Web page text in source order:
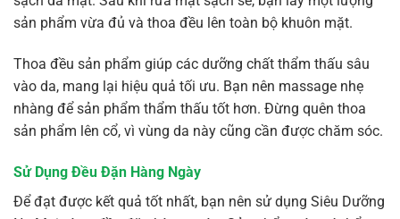
sản phẩm vừa đủ và thoa đều lên toàn bộ khuôn mặt.
Thoa đều sản phẩm giúp các dưỡng chất thẩm thấu sâu
vào da, mang lại hiệu quả tối ưu. Bạn nên massage nhẹ
nhàng để sản phẩm thẩm thấu tốt hơn. Đừng quên thoa
sản phẩm lên cổ, vì vùng da này cũng cần được chăm sóc.
Sử Dụng Đều Đặn Hàng Ngày
Để đạt được kết quả tốt nhất, bạn nên sử dụng Siêu Dưỡng